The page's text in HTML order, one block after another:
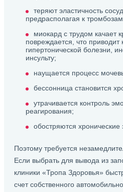
теряют эластичность
предрасполагая к
миокард с трудом качает
повреждается, что приводит
гипертонической болезни,
инсульту;
наущается процесс
бессонница становится
утрачивается контроль
реагирования;
обостряются хронические
Поэтому требуется
Если выбрать для вывода из
клиники «Тропа Здоровья»
счет собственного